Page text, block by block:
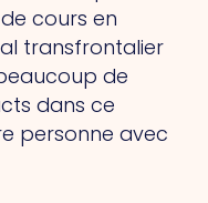
cours en
transfrontalier
de
dans ce
personne avec